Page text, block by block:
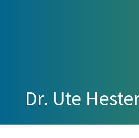
Dr. Ute